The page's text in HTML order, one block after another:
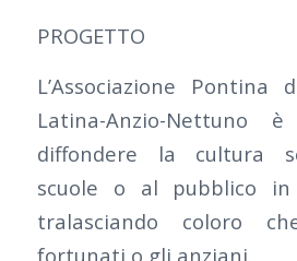
PROGETTO
L’Associazione Pontina
Latina-Anzio-Nettuno
diffondere la cultura
scuole o al pubblico in
tralasciando coloro
fortunati o gli anziani.